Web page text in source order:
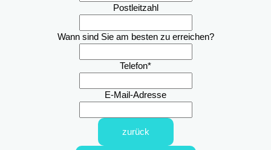
Postleitzahl
Wann sind Sie am besten zu erreichen?
Telefon*
E-Mail-Adresse
zurück